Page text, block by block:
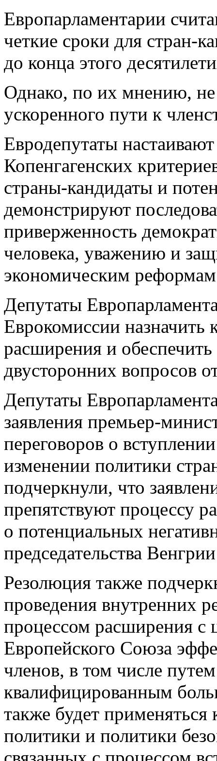
Европарламентарии
четкие сроки для стран-
до конца этого
Однако, по их мнению,
ускоренного пути к
Евродепутаты
Копенгагенских
страны-кандидаты и
демонстрируют
приверженность
человека, уважению и
экономическим
Депутаты
Еврокомиссии назначить
расширения и обеспечить
двусторонних вопросов
Депутаты
заявления премьер-
переговоров о
изменении политики
подчеркнули, что
препятствуют процессу
о потенциальных
председательства
Резолюция также
проведения внутренних
процессом расширения с
Европейского Союза
членов, в том числе
квалифицированным
также будет
политики и политики